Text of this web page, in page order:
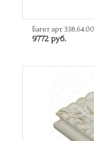
Багет арт.
9772 руб.